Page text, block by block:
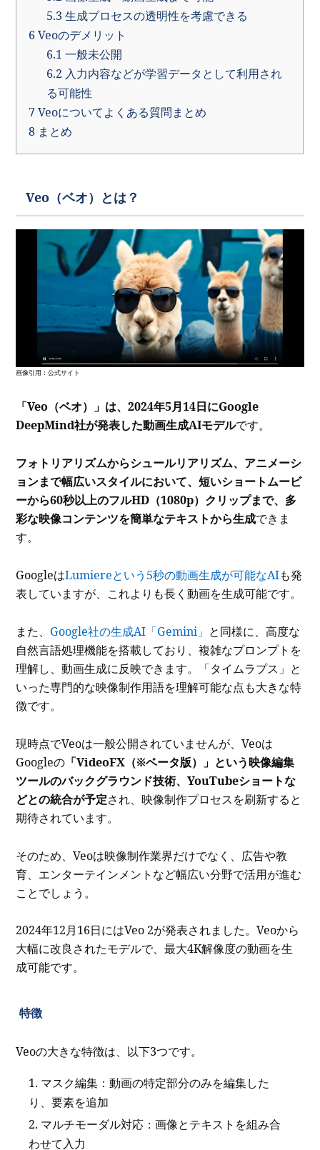
5.3 生成プロセスの透明性を考慮できる
6Veoのデメリット
6.1 一般未公開
6.2 入力内容などが学習データとして利用され
る可能性
7Veoについてよくある質問まとめ
8 まとめ
Veo（ベオ）とは？
画像引用：公式サイト
「Veo（ベオ）」は、2024年5月14日にGoogle
DeepMind社が発表した動画生成AIモデルです。
フォトリアリズムからシュールリアリズム、アニメーシ
ョンまで幅広いスタイルにおいて、短いショートムービ
ーから60秒以上のフルHD（1080p）クリップまで、多
彩な映像コンテンツを簡単なテキストから生成できま
す。
GoogleはLumiereという5秒の動画生成が可能なAIも発
表していますが、これよりも長く動画を生成可能です。
また、 Google社の生成AI「Gemini」 と同様に、高度な
自然言語処理機能を搭載しており、複雑なプロンプトを
理解し、動画生成に反映できます。「タイムラプス」と
いった専門的な映像制作用語を理解可能な点も大きな特
徴です。
現時点でVeoは一般公開されていませんが、Veoは
Googleの 「VideoFX（※ベータ版）」という映像編集
ツールのバックグラウンド技術、YouTubeショートな
どとの統合が予定され、映像制作プロセスを刷新すると
期待されています。
そのため、Veoは映像制作業界だけでなく、広告や教
育、エンターテインメントなど幅広い分野で活用が進む
ことでしょう。
2024年12月16日にはVeo 2が発表されました。Veoから
大幅に改良されたモデルで、最大4K解像度の動画を生
成可能です。
特徴
Veoの大きな特徴は、以下3つです。
マスク編集：動画の特定部分のみを編集した
り、要素を追加
マルチモーダル対応：画像とテキストを組み合
わせて入力